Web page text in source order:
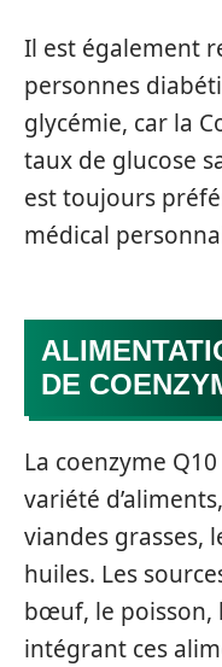
Il est également
personnes
glycémie, car la
taux de glucose
est toujours
médical
DE
La coenzyme
variété
viandes grasses,
huiles. Les
bœuf, le poisson,
intégrant ces